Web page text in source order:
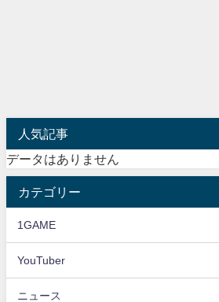
人気記事
データはありません
カテゴリー
1GAME
YouTuber
ニュース